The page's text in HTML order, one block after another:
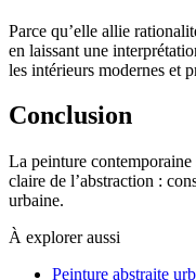
Parce qu’elle allie
en laissant une
les intérieurs modernes et
Conclusion
La peinture
claire de l’abstraction :
urbaine.
À explorer aussi
Peinture abstraite